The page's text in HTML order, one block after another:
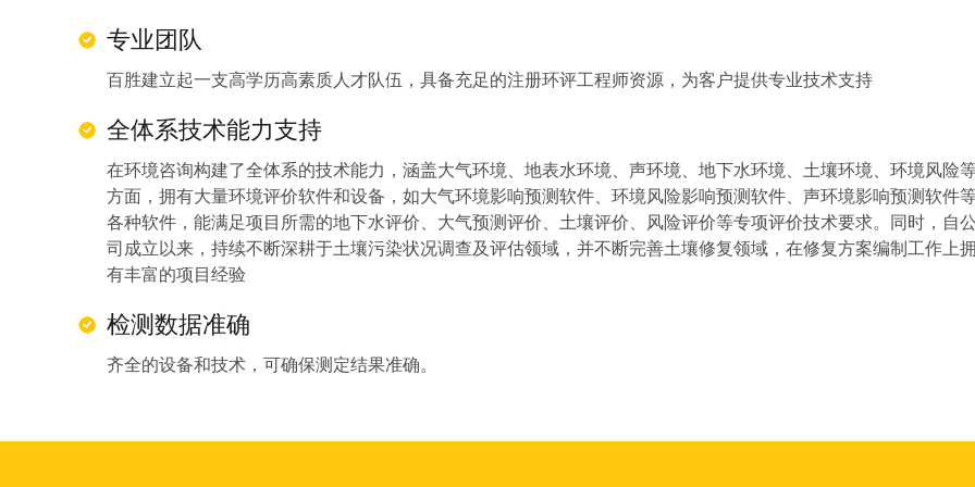
专业团队
百胜建立起一支高学历高素质人才队伍，具备充足的注册环评工程师资源，为客户提供专业技术支持
全体系技术能力支持
在环境咨询构建了全体系的技术能力，涵盖大气环境、地表水环境、声环境、地下水环境、土壤环境、环境风险
方面，拥有大量环境评价软件和设备，如大气环境影响预测软件、环境风险影响预测软件、声环境影响预测软件
各种软件，能满足项目所需的地下水评价、大气预测评价、土壤评价、风险评价等专项评价技术要求。同时，自公
司成立以来，持续不断深耕于土壤污染状况调查及评估领域，并不断完善土壤修复领域，在修复方案编制工作上拥
有丰富的项目经验
检测数据准确
齐全的设备和技术，可确保测定结果准确。